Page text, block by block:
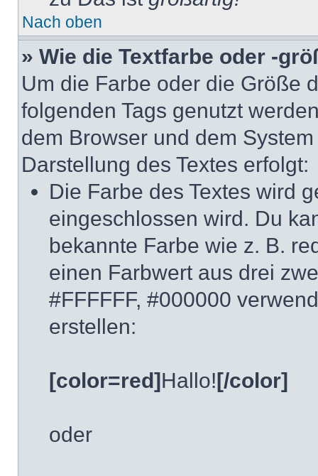
Nach oben
» Wie die Textfarbe oder -
Um die Farbe oder die Größe
folgenden Tags genutzt
dem Browser und dem
Darstellung des Textes erfolgt:
Die Farbe des Textes wird
eingeschlossen wird. Du
bekannte Farbe wie z. B.
einen Farbwert aus drei
#FFFFFF, #000000
erstellen:
[color=red]Hallo![/color]
oder